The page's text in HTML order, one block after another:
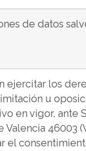
de datos
ejercitar los
u
en vigor, ante
Valencia 46003
el